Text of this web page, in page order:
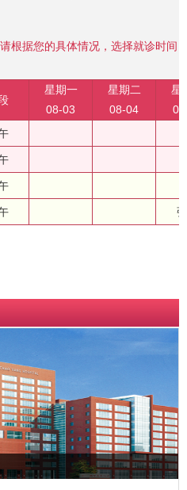
根据您的具体情况，选择就诊时间
星期一
08-03
星期二
08-04
星